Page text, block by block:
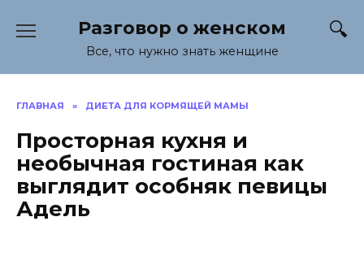
содержанию
Разговор о женском
Все, что нужно знать женщине
ГЛАВНАЯ » ДИЕТА ДЛЯ КОРМЯЩЕЙ МАМЫ
Просторная кухня и
необычная гостиная как
выглядит особняк певицы
Адель